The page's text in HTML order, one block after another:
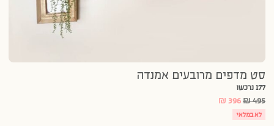
סט מדפים מרובעים אמנדה
177 נרכשו
₪495
₪ 396
לא במלאי